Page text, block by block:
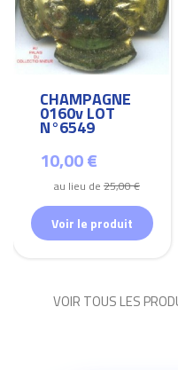
CHAMPAGNE
0160v LOT
N°6549
10,00 €
au lieu de 25,00 €
Voir le produit
VOIR TOUS LES